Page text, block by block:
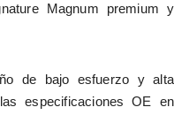
Magnum premium y
de bajo esfuerzo y alta
especificaciones OE en